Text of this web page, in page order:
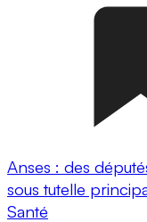
Anses : des
sous tutelle
Santé